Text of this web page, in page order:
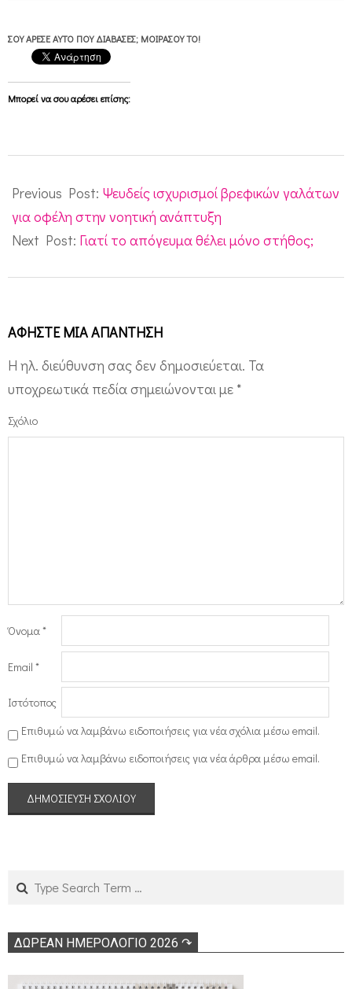
ΣΟΥ ΆΡΕΣΕ ΑΥΤΌ ΠΟΥ ΔΙΆΒΑΣΕΣ; ΜΟΙΡΆΣΟΥ ΤΟ!
Μπορεί να σου αρέσει επίσης:
06-
08
Previous Post: Ψευδείς ισχυρισμοί βρεφικών γαλάτων
για οφέλη στην νοητική ανάπτυξη
Next Post: Γιατί το απόγευμα θέλει μόνο στήθος;
ΑΦΉΣΤΕ ΜΙΑ ΑΠΆΝΤΗΣΗ
Η ηλ. διεύθυνση σας δεν δημοσιεύεται. Τα
υποχρεωτικά πεδία σημειώνονται με *
Σχόλιο
Όνομα*
Email *
Ιστότοπος
Επιθυμώ να λαμβάνω ειδοποιήσεις για νέα σχόλια μέσω email.
Επιθυμώ να λαμβάνω ειδοποιήσεις για νέα άρθρα μέσω email.
ΔΩΡΕΑΝ ΗΜΕΡΟΛΟΓΙΟ 2026 ↷